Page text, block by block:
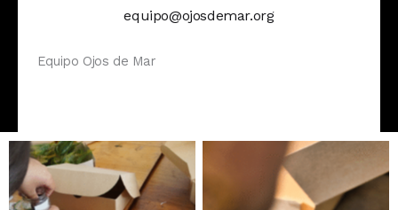
equipo@ojosdemar.org
Equipo Ojos de Mar